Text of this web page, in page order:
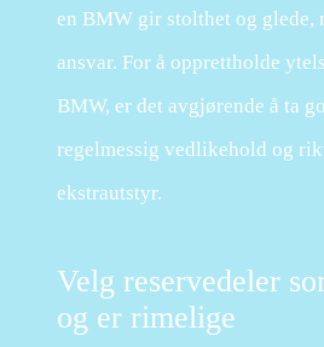
en BMW gir stolthet og glede,
ansvar. For å opprettholde
BMW, er det avgjørende å ta
regelmessig vedlikehold og
ekstrautstyr.
Velg reservedeler
og er rimelige